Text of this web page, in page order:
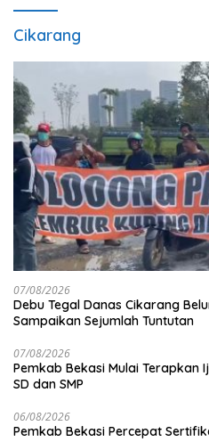
Cikarang
07/08/2026
Debu Tegal Danas Cikarang
Sampaikan Sejumlah Tuntutan
07/08/2026
Pemkab Bekasi Mulai Terapkan
SD dan SMP
06/08/2026
Pemkab Bekasi Percepat